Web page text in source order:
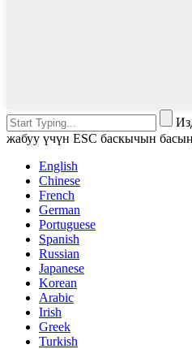
жабуу үчүн ESC баскычын
English
Chinese
French
German
Portuguese
Spanish
Russian
Japanese
Korean
Arabic
Irish
Greek
Turkish